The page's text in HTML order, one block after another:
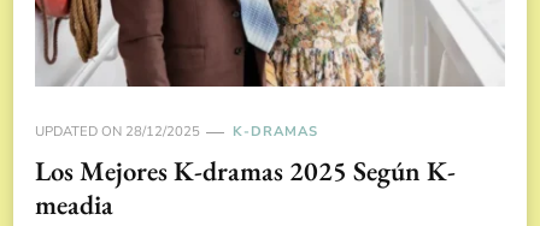
UPDATED ON 28/12/2025 K-DRAMAS
Los Mejores K-dramas 2025 Según K-
meadia